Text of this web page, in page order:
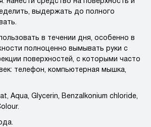
нанести средство на поверхность и
выдержать до полного
в течении дня, особенно в
полноценно вымывать руки с
поверхностей, с которыми часто
телефон, компьютерная мышка,
Aqua, Glycerin, Benzalkonium chloride,